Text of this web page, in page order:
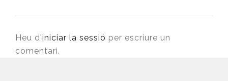
Heu d'iniciar la sessió per escriure un
comentari.